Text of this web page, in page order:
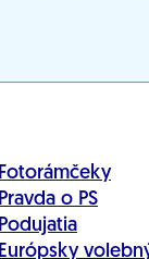
Fotorámčeky
Pravda o PS
Podujatia
Európsky